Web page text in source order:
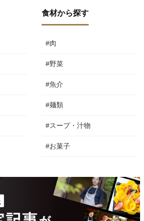
食材から探す
#肉
#野菜
#魚介
#麺類
#スープ・汁物
#お菓子